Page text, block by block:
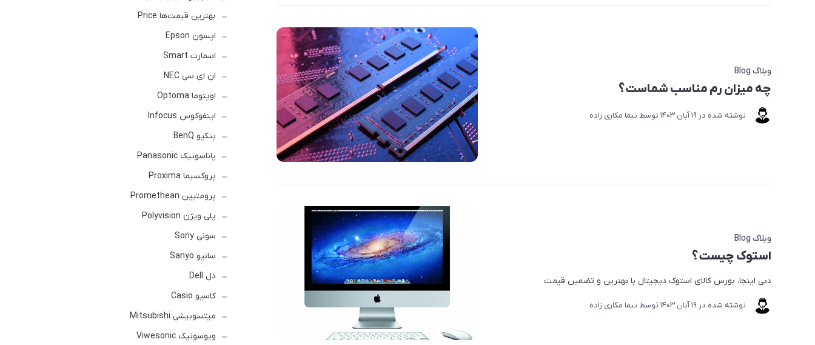
وبلاگ Blog
چه میزان رم مناسب شماست؟
نوشته شده در 19 آبان 1403 توسط نیما مکاری زاده
وبلاگ Blog
استوک چیست؟
دبی اینجا، بورس کالای استوک دیجیتال با بهترین و تضمین قیمت
نوشته شده در 19 آبان 1403 توسط نیما مکاری زاده
بهترین قیمت‌ها Price
اپسون Epson
اسمارت Smart
ان ای سی NEC
اوپتوما Optoma
اینفوکوس Infocus
بنکیو BenQ
پاناسونیک Panasonic
پروکسیما Proxima
پرومتیین Promethean
پلی ویژن Polyvision
سونی Sony
سانیو Sanyo
دل Dell
کاسیو Casio
میتسوبیشی Mitsubishi
ویوسونیک Viwesonic